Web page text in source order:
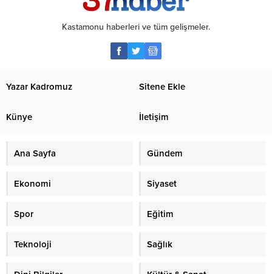
Kastamonu haberleri ve tüm gelişmeler.
Yazar Kadromuz Sitene Ekle
Künye İletişim
Ana Sayfa Gündem
Ekonomi Siyaset
Spor Eğitim
Teknoloji Sağlık